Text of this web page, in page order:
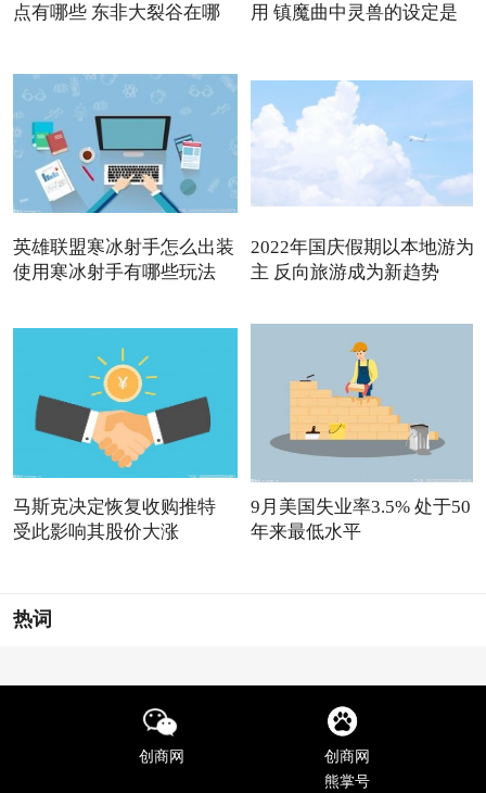
点有哪些 东非大裂谷在哪
用 镇魔曲中灵兽的设定是
英雄联盟寒冰射手怎么出装
使用寒冰射手有哪些玩法
2022年国庆假期以本地游为
主 反向旅游成为新趋势
马斯克决定恢复收购推特
受此影响其股价大涨
9月美国失业率3.5% 处于50
年来最低水平
热词
创商网
创商网
熊掌号